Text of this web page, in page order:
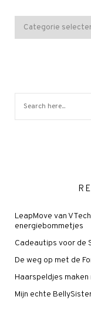
LeapMove van
energiebommetjes
Cadeautips voor de
De weg op met de
Haarspeldjes
Mijn echte